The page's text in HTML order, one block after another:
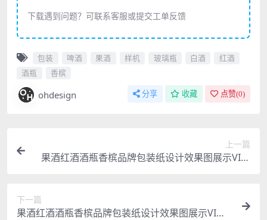
下载遇到问题？可联系客服或提交工单反馈
包装 啤酒 果酒 样机 玻璃瓶 白酒
红酒
酒瓶
香槟
ohdesign 分享 收藏 点赞(0)
上一篇
果酒红酒酒瓶香槟品牌包装纸设计效果图展示VI贴
下一篇
果酒红酒酒瓶香槟品牌包装纸设计效果图展示VI贴